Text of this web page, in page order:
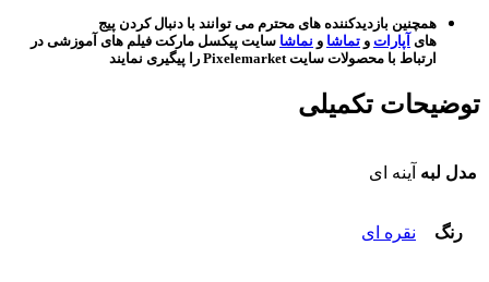
همچنین بازدیدکننده های محترم می توانند با دنبال کردن پیج
های آپارات و تماشا و نماشا سایت پیکسل مارکت فیلم های آموزشی در
ارتباط با محصولات سایت Pixelemarket را پیگیری نمایند
توضیحات تکمیلی
مدل لبه آینه ای
رنگ نقره ای